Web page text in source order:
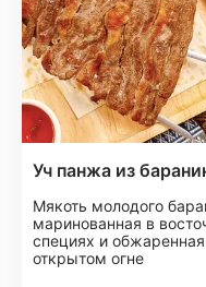
Уч панжа из
Мякоть молодого
маринованная в
специях и
открытом огне